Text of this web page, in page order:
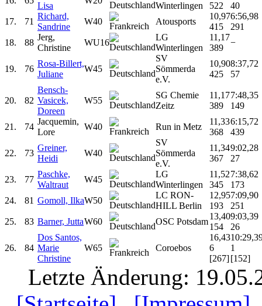
Lisa
Winterlingen
522
40
17.
71
Richard,
Sandrine
W40 Atousports
10,97
415
6:56,98
291
18.
88
Jerg,
Christine
WU16
LG
Winterlingen
11,17
389
−
19. 76
Rosa-Billert,
Juliane
W45
SV
Sömmerda
e.V.
10,90
425
8:37,72
57
20. 82
Bensch-
Vasicek,
Doreen
W55
SG Chemie
Zeitz
11,17
389
7:48,35
149
21. 74
Jacquemin,
Lore
W40 Run in Metz
11,33
368
6:15,72
439
22. 73
Greiner,
Heidi
W40
SV
Sömmerda
e.V.
11,34
367
9:02,28
27
23. 77
Paschke,
Waltraut
W45
LG
Winterlingen
11,52
345
7:38,62
173
24.
81 Gomoll, IlkaW50
LC RON-
HILL Berlin
12,95
193
7:09,90
251
25.
83 Barner, JuttaW60 OSC Potsdam
13,40
154
9:03,39
26
26. 84
Dos Santos,
Marie
Christine
W65 Coroebos
16,43
6
[267]
1
[152]
Letzte Änderung: